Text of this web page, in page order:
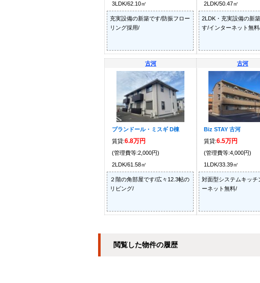
3LDK/62.10㎡
充実設備の新築です/防振フロー
リング採用/
2LDK/50.47㎡
2LDK・充実設備の新
す/インターネット無
古河
プランドール・ミスギ D棟
賃貸:6.8万円
(管理費等:2,000円)
2LDK/61.58㎡
２階の角部屋です/広々12.3帖の
リビング/
古河
Biz STAY 古河
賃貸:6.5万円
(管理費等:4,000円)
1LDK/33.39㎡
対面型システムキッチ
ーネット無料/
閲覧した物件の履歴